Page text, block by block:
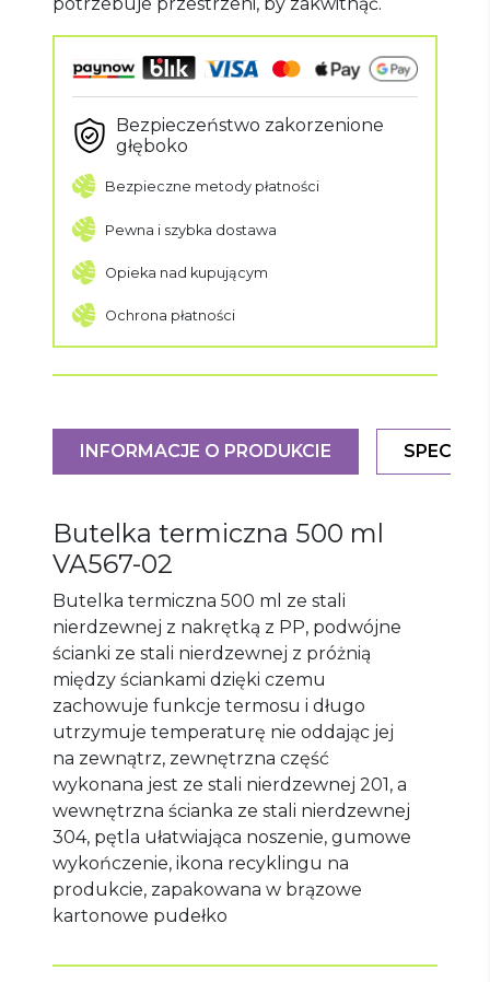
Bezpieczeństwo zakorzenione
głęboko
Bezpieczne metody płatności
Pewna i szybka dostawa
Opieka nad kupującym
Ochrona płatności
INFORMACJE O PRODUKCIE
Butelka termiczna 500 ml
VA567-02
Butelka termiczna 500 ml ze stali
nierdzewnej z nakrętką z PP, podwójne
ścianki ze stali nierdzewnej z próżnią
między ściankami dzięki czemu
zachowuje funkcje termosu i długo
utrzymuje temperaturę nie oddając jej
na zewnątrz, zewnętrzna część
wykonana jest ze stali nierdzewnej 201, a
wewnętrzna ścianka ze stali nierdzewnej
304, pętla ułatwiająca noszenie, gumowe
wykończenie, ikona recyklingu na
produkcie, zapakowana w brązowe
kartonowe pudełko